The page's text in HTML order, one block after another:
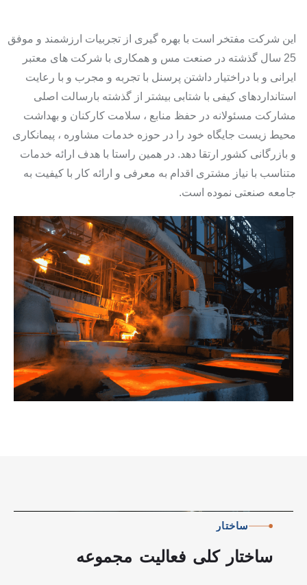
این شرکت مفتخر است با بهره گیری از تجربیات ارزشمند و موفق
25 سال گذشته در صنعت مس و همکاری با شرکت های معتبر
ایرانی و با دراختیار داشتن پرسنل با تجربه و مجرب و با رعایت
استانداردهای کیفی با شتابی بیشتر از گذشته بارسالت اصلی
مشارکت مسئولانه در حفظ منابع ، سلامت کارکنان و بهداشت
محیط زیست جایگاه خود را در حوزه خدمات مشاوره ، پیمانکاری
و بازرگانی کشور ارتقا دهد. در همین راستا با هدف ارائه خدمات
متناسب با نیاز مشتری اقدام به معرفی و ارائه کار با کیفیت به
جامعه صنعتی نموده است.
ساختار
ساختار کلی فعالیت مجموعه